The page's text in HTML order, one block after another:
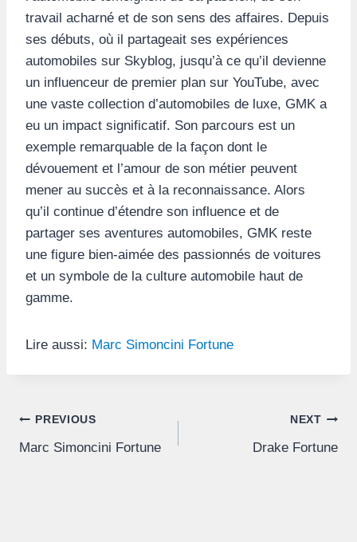
travail acharné et de son sens des affaires. Depuis
ses débuts, où il partageait ses expériences
automobiles sur Skyblog, jusqu’à ce qu’il devienne
un influenceur de premier plan sur YouTube, avec
une vaste collection d’automobiles de luxe, GMK a
eu un impact significatif. Son parcours est un
exemple remarquable de la façon dont le
dévouement et l’amour de son métier peuvent
mener au succès et à la reconnaissance. Alors
qu’il continue d’étendre son influence et de
partager ses aventures automobiles, GMK reste
une figure bien-aimée des passionnés de voitures
et un symbole de la culture automobile haut de
gamme.
Lire aussi: Marc Simoncini Fortune
Post
navigation
PREVIOUS
Marc Simoncini Fortune
NEXT
Drake Fortune